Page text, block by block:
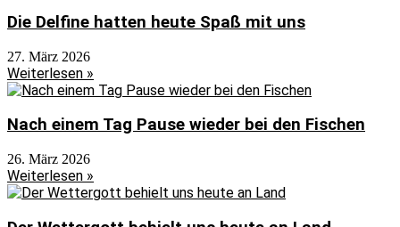
Die Delfine hatten heute Spaß mit uns
27. März 2026
Weiterlesen »
Nach einem Tag Pause wieder bei den Fischen
26. März 2026
Weiterlesen »